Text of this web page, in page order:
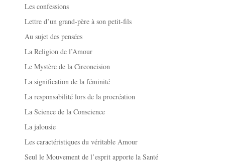
Les confessions
Lettre d’un grand-père à son petit-fils
Au sujet des pensées
La Religion de l’Amour
Le Mystère de la Circoncision
La signification de la féminité
La responsabilité lors de la procréation
La Science de la Conscience
La jalousie
Les caractéristiques du véritable Amour
Seul le Mouvement de l’esprit apporte la Santé